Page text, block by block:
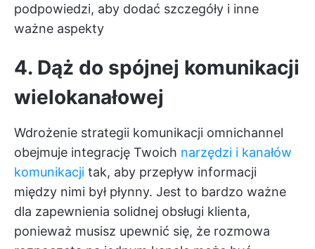
podpowiedzi, aby dodać szczegóły i inne
ważne aspekty
4. Dąż do spójnej komunikacji
wielokanałowej
Wdrożenie strategii komunikacji omnichannel
obejmuje integrację Twoich narzędzi i kanałów
komunikacji tak, aby przepływ informacji
między nimi był płynny. Jest to bardzo ważne
dla zapewnienia solidnej obsługi klienta,
ponieważ musisz upewnić się, że rozmowa